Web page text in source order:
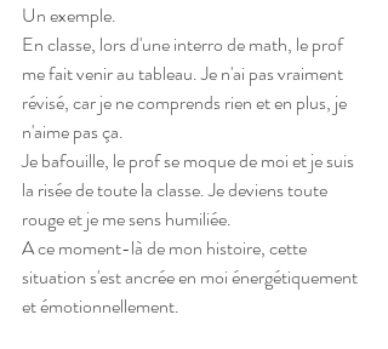
Un exemple.
En classe, lors d'une interro de math, le prof
me fait venir au tableau. Je n'ai pas vraiment
révisé, car je ne comprends rien et en plus, je
n'aime pas ça.
Je bafouille, le prof se moque de moi et je suis
la risée de toute la classe. Je deviens toute
rouge et je me sens humiliée.
A ce moment-là de mon histoire, cette
situation s'est ancrée en moi énergétiquement
et émotionnellement.